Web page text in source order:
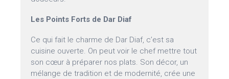
Les Points Forts de Dar Diaf
Ce qui fait le charme de Dar Diaf, c’est sa
cuisine ouverte. On peut voir le chef mettre tout
son cœur à préparer nos plats. Son décor, un
mélange de tradition et de modernité, crée une